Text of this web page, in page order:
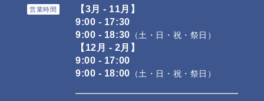
8
営業時間
【3月 - 11月】
9:00 - 17:30
9:00 - 18:30 （土・日・祝・祭日）
【12月 - 2月】
9:00 - 17:00
9:00 - 18:00 （土・日・祝・祭日）